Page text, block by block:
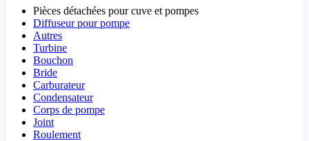
Pièces détachées pour cuve et pompes
Diffuseur pour pompe
Autres
Turbine
Bouchon
Bride
Carburateur
Condensateur
Corps de pompe
Joint
Roulement